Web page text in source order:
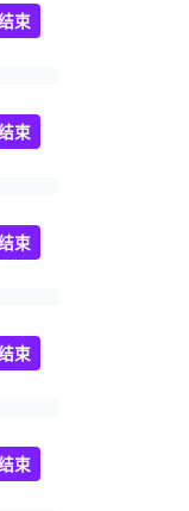
束
束
束
束
束